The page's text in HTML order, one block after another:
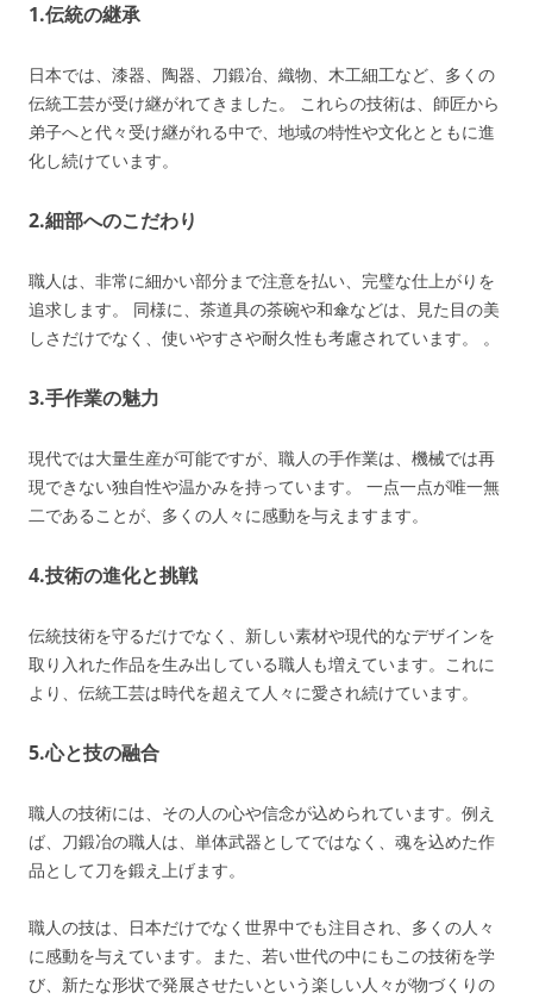
1.伝統の継承
日本では、漆器、陶器、刀鍛冶、織物、木工細工など、多くの
伝統工芸が受け継がれてきました。 これらの技術は、師匠から
弟子へと代々受け継がれる中で、地域の特性や文化とともに進
化し続けています。
2.細部へのこだわり
職人は、非常に細かい部分まで注意を払い、完璧な仕上がりを
追求します。 同様に、茶道具の茶碗や和傘などは、見た目の美
しさだけでなく、使いやすさや耐久性も考慮されています。 。
3.手作業の魅力
現代では大量生産が可能ですが、職人の手作業は、機械では再
現できない独自性や温かみを持っています。 一点一点が唯一無
二であることが、多くの人々に感動を与えますます。
4.技術の進化と挑戦
伝統技術を守るだけでなく、新しい素材や現代的なデザインを
取り入れた作品を生み出している職人も増えています。これに
より、伝統工芸は時代を超えて人々に愛され続けています。
5.心と技の融合
職人の技術には、その人の心や信念が込められています。例え
ば、刀鍛冶の職人は、単体武器としてではなく、魂を込めた作
品として刀を鍛え上げます。
職人の技は、日本だけでなく世界中でも注目され、多くの人々
に感動を与えています。また、若い世代の中にもこの技術を学
び、新たな形状で発展させたいという楽しい人々が物づくりの